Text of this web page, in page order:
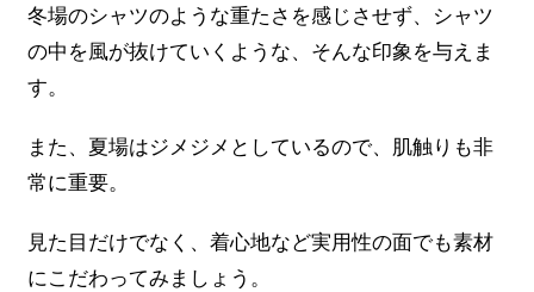
冬場のシャツのような重たさを感じさせず、シャツ
の中を風が抜けていくような、そんな印象を与えま
す。
また、夏場はジメジメとしているので、肌触りも非
常に重要。
見た目だけでなく、着心地など実用性の面でも素材
にこだわってみましょう。